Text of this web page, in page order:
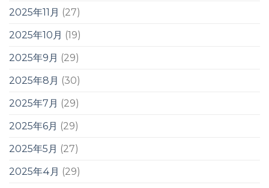
2025年11月 (27)
2025年10月 (19)
2025年9月 (29)
2025年8月 (30)
2025年7月 (29)
2025年6月 (29)
2025年5月 (27)
2025年4月 (29)